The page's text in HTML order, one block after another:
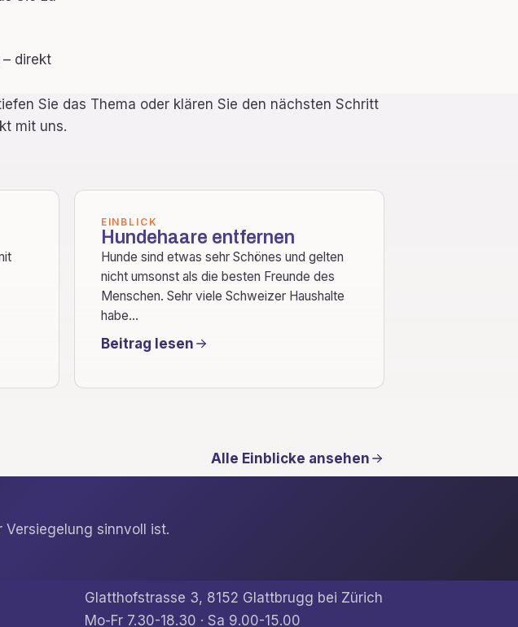
direkt
Sie das Thema oder klären Sie den nächsten Schritt
mit uns.
EINBLICK
Hundehaare entfernen
Hunde sind etwas sehr Schönes und gelten
nicht umsonst als die besten Freunde des
Menschen. Sehr viele Schweizer Haushalte
habe...
Beitrag lesen
Alle Einblicke ansehen
Versiegelung sinnvoll ist.
Glatthofstrasse 3, 8152 Glattbrugg bei Zürich
Mo-Fr 7.30-18.30 · Sa 9.00-15.00